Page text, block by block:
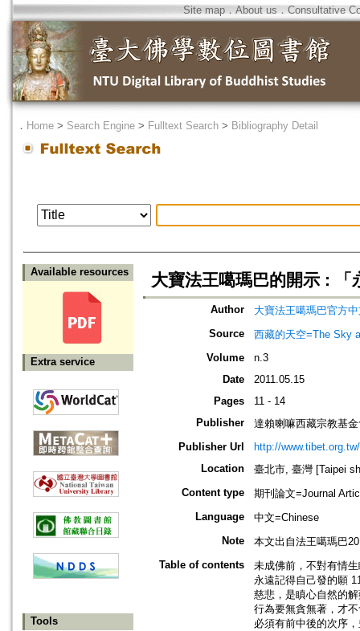
Site map．About us ． Consultative
． Home > Search Engine > Fulltext Search > Bibliography Detail
Available resources
Extra service
Tools
大寶法王噶瑪巴的開示 : 「
Author
大寶法王噶瑪巴官方
Source
西藏的天空=The Sky
Volume
n.3
Date
2011.05.15
Pages
11 - 14
Publisher
達賴喇嘛西藏宗教基
Publisher Url
http://www.tibet.org.tw/
Location
臺北市, 臺灣 [Taipei
Content type
期刊論文=Journal
Language
中文=Chinese
Note
本文出自法王噶瑪巴
Table of contents
未成佛前，不對有情
永遠記得自己發的願
慈悲，是瞋心自然的
行為要無貪無著，才
必須有前中後的次序